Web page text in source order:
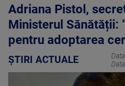
Adriana Pistol,
Ministerul Sănătății:
pentru adoptarea
ȘTIRI ACTUALE